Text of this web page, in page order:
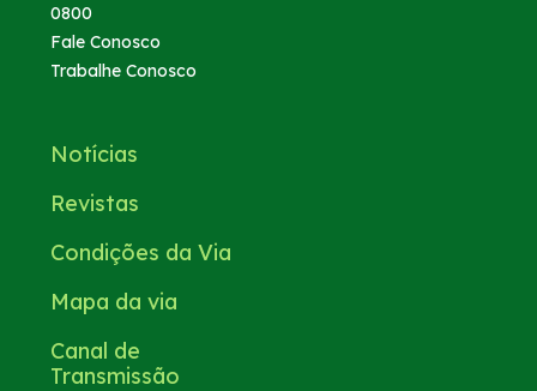
0800
Fale Conosco
Trabalhe Conosco
Notícias
Revistas
Condições da Via
Mapa da via
Canal de
Transmissão